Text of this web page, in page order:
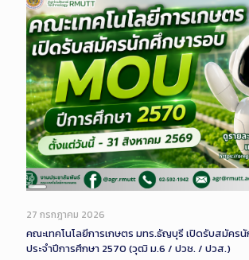
Long
Description
27 กรกฎาคม 2026
คณะเทคโนโลยีการเกษตร มทร.ธัญบุรี เปิดรับสมัคร
ประจำปีการศึกษา 2570 (วุฒิ ม.6 / ปวช. / ปวส.)